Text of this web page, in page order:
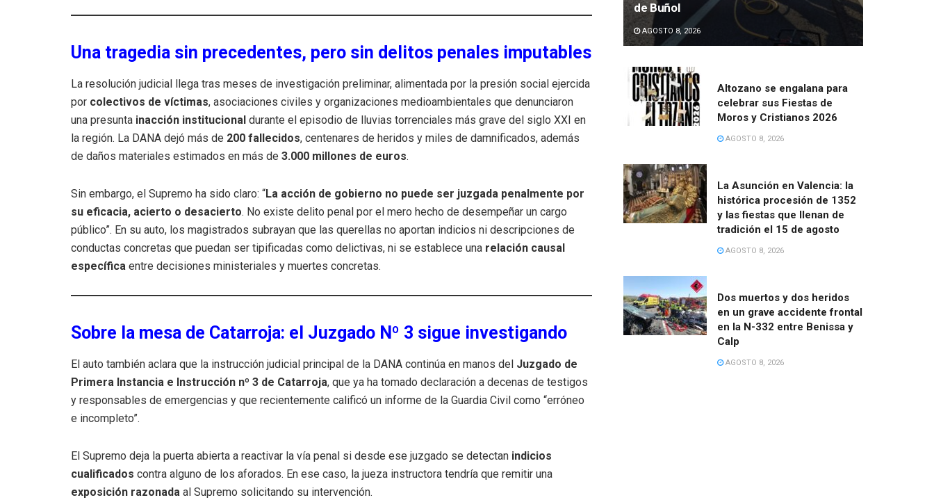
Una tragedia sin precedentes, pero sin delitos penales imputables
La resolución judicial llega tras meses de investigación preliminar, alimentada por la presión social ejercida
por colectivos de víctimas, asociaciones civiles y organizaciones medioambientales que denunciaron
una presunta inacción institucional durante el episodio de lluvias torrenciales más grave del siglo XXI en
la región. La DANA dejó más de 200 fallecidos, centenares de heridos y miles de damnificados, además
de daños materiales estimados en más de 3.000 millones de euros.
Sin embargo, el Supremo ha sido claro: “La acción de gobierno no puede ser juzgada penalmente por
su eficacia, acierto o desacierto. No existe delito penal por el mero hecho de desempeñar un cargo
público”. En su auto, los magistrados subrayan que las querellas no aportan indicios ni descripciones de
conductas concretas que puedan ser tipificadas como delictivas, ni se establece una relación causal
específica entre decisiones ministeriales y muertes concretas.
Sobre la mesa de Catarroja: el Juzgado Nº 3 sigue investigando
El auto también aclara que la instrucción judicial principal de la DANA continúa en manos del Juzgado de
Primera Instancia e Instrucción nº 3 de Catarroja, que ya ha tomado declaración a decenas de testigos
y responsables de emergencias y que recientemente calificó un informe de la Guardia Civil como “erróneo
e incompleto”.
El Supremo deja la puerta abierta a reactivar la vía penal si desde ese juzgado se detectan indicios
cualificados contra alguno de los aforados. En ese caso, la jueza instructora tendría que remitir una
exposición razonada al Supremo solicitando su intervención.
de Buñol
AGOSTO 8, 2026
Altozano se engalana para
celebrar sus Fiestas de
Moros y Cristianos 2026
AGOSTO 8, 2026
La Asunción en Valencia: la
histórica procesión de 1352
y las fiestas que llenan de
tradición el 15 de agosto
AGOSTO 8, 2026
Dos muertos y dos heridos
en un grave accidente frontal
en la N-332 entre Benissa y
Calp
AGOSTO 8, 2026